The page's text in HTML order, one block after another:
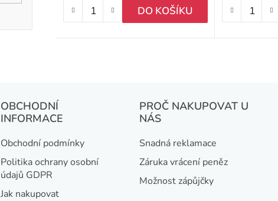
t
DO KOŠÍKU
OBCHODNÍ
INFORMACE
Obchodní podmínky
Politika ochrany osobní
údajů GDPR
Jak nakupovat
PROČ NAKUPOVAT U
NÁS
Snadná reklamace
Záruka vrácení peněz
Možnost zápůjčky